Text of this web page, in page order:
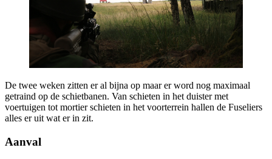
De twee weken zitten er al bijna op maar er word nog maximaal
getraind op de schietbanen. Van schieten in het duister met
voertuigen tot mortier schieten in het voorterrein hallen de Fuseliers
alles er uit wat er in zit.
Aanval